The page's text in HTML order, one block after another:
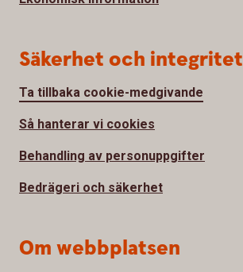
Säkerhet och integritet
Ta tillbaka cookie-medgivande
Så hanterar vi cookies
Behandling av personuppgifter
Bedrägeri och säkerhet
Om webbplatsen